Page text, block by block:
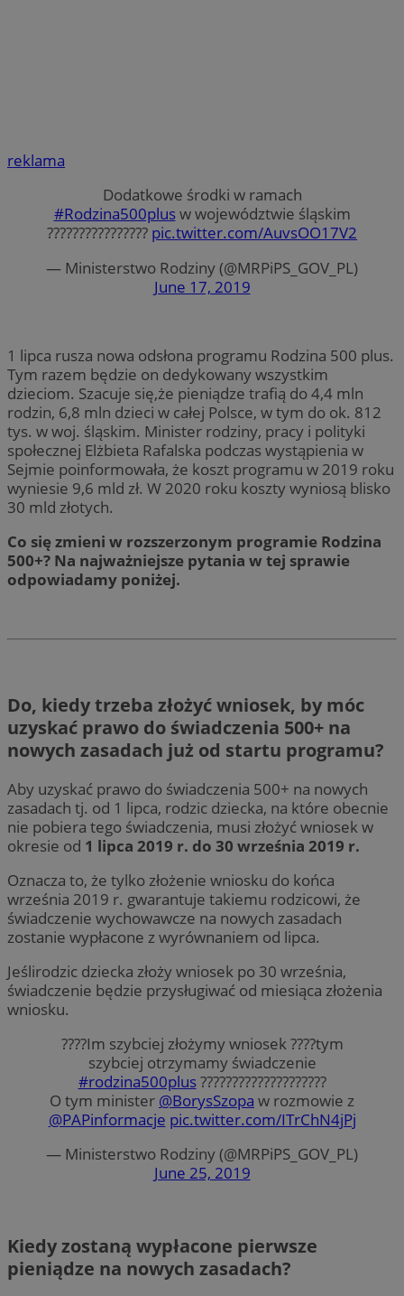
reklama
Dodatkowe środki w ramach
#Rodzina500plusw województwie śląskim
????‍????‍????‍???? pic.twitter.com/AuvsOO17V2
— Ministerstwo Rodziny (@MRPiPS_GOV_PL)
June 17, 2019
1 lipca rusza nowa odsłona programu Rodzina 500 plus.
Tym razem będzie on dedykowany wszystkim
dzieciom. Szacuje się,że pieniądze trafią do 4,4 mln
rodzin, 6,8 mln dzieci w całej Polsce, w tym do ok. 812
tys. w woj. śląskim. Minister rodziny, pracy i polityki
społecznej Elżbieta Rafalska podczas wystąpienia w
Sejmie poinformowała, że koszt programu w 2019 roku
wyniesie 9,6 mld zł. W 2020 roku koszty wyniosą blisko
30 mld złotych.
Co się zmieni w rozszerzonym programie Rodzina
500+? Na najważniejsze pytania w tej sprawie
odpowiadamy poniżej.
Do, kiedy trzeba złożyć wniosek, by móc
uzyskać prawo do świadczenia 500+ na
nowych zasadach już od startu programu?
Aby uzyskać prawo do świadczenia 500+ na nowych
zasadach tj. od 1 lipca, rodzic dziecka, na które obecnie
nie pobiera tego świadczenia, musi złożyć wniosek w
okresie od 1 lipca 2019 r. do 30 września 2019 r.
Oznacza to, że tylko złożenie wniosku do końca
września 2019 r. gwarantuje takiemu rodzicowi, że
świadczenie wychowawcze na nowych zasadach
zostanie wypłacone z wyrównaniem od lipca.
Jeślirodzic dziecka złoży wniosek po 30 września,
świadczenie będzie przysługiwać od miesiąca złożenia
wniosku.
????Im szybciej złożymy wniosek ????tym
szybciej otrzymamy świadczenie
#rodzina500plus????️????‍????‍????‍????
O tym minister @BorysSzopa w rozmowie z
@PAPinformacje pic.twitter.com/ITrChN4jPj
— Ministerstwo Rodziny (@MRPiPS_GOV_PL)
June 25, 2019
Kiedy zostaną wypłacone pierwsze
pieniądze na nowych zasadach?